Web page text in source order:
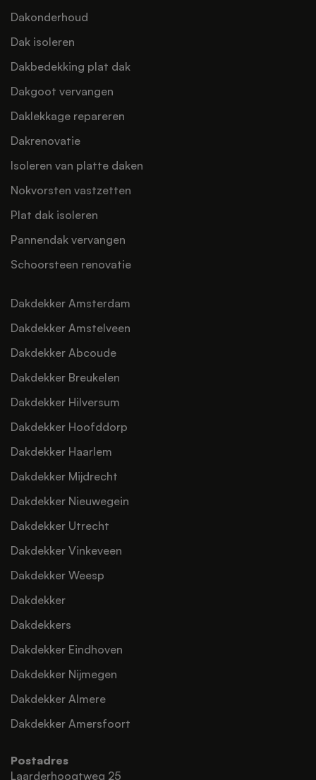
Postadres
Laarderhoogtweg 25
Dakonderhoud
Dak isoleren
Dakbedekking plat dak
Dakgoot vervangen
Daklekkage repareren
Dakrenovatie
Isoleren van platte daken
Nokvorsten vastzetten
Plat dak isoleren
Pannendak vervangen
Schoorsteen renovatie
Dakdekker Amsterdam
Dakdekker Amstelveen
Dakdekker Abcoude
Dakdekker Breukelen
Dakdekker Hilversum
Dakdekker Hoofddorp
Dakdekker Haarlem
Dakdekker Mijdrecht
Dakdekker Nieuwegein
Dakdekker Utrecht
Dakdekker Vinkeveen
Dakdekker Weesp
Dakdekker
Dakdekkers
Dakdekker Eindhoven
Dakdekker Nijmegen
Dakdekker Almere
Dakdekker Amersfoort